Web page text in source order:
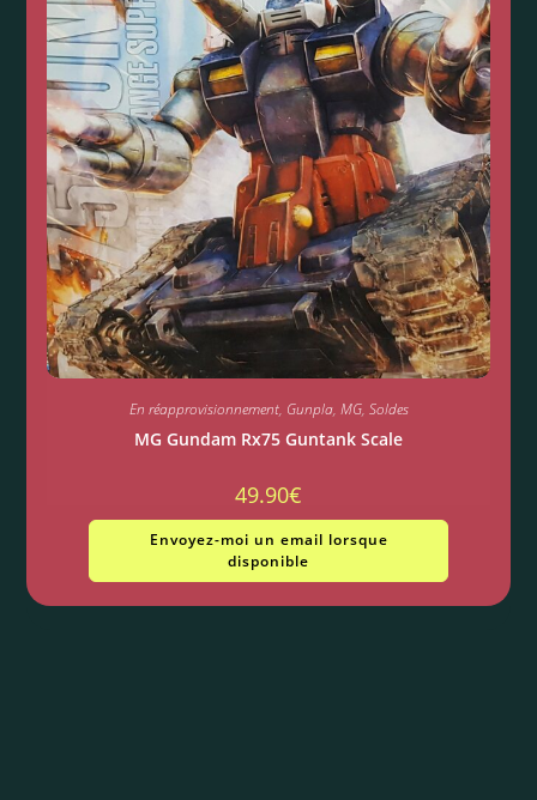
En réapprovisionnement, Gunpla, MG, Soldes
MG Gundam Rx75 Guntank Scale
49.90€
Envoyez-moi un email lorsque
disponible